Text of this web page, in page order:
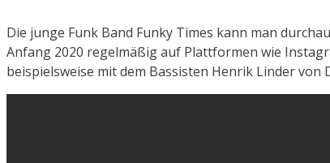
Die junge Funk Band Funky Times kann man
Anfang 2020 regelmäßig auf Plattformen wie
beispielsweise mit dem Bassisten Henrik Linder von